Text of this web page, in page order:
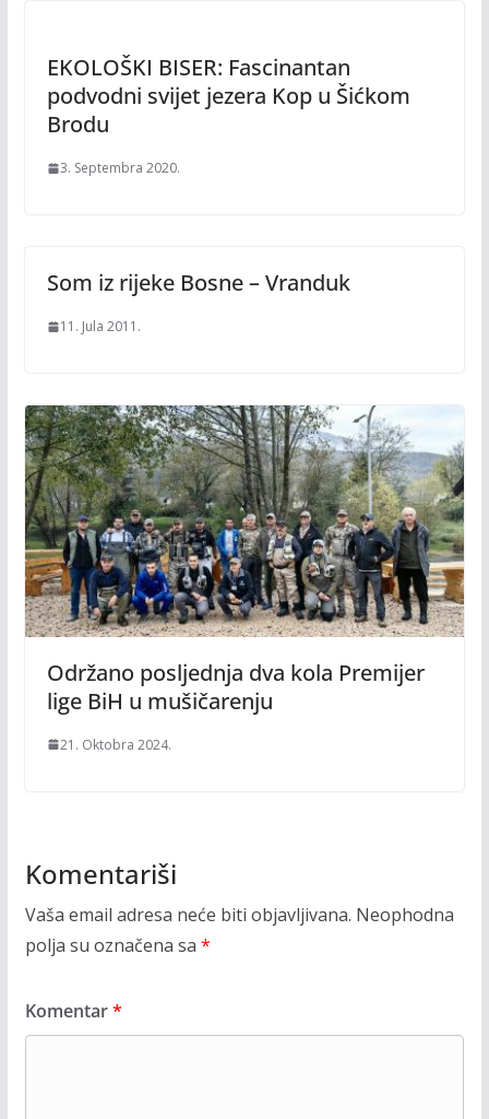
EKOLOŠKI BISER: Fascinantan
podvodni svijet jezera Kop u Šićkom
Brodu
3. Septembra 2020.
Som iz rijeke Bosne – Vranduk
11. Jula 2011.
Održano posljednja dva kola Premijer
lige BiH u mušičarenju
21. Oktobra 2024.
Komentariši
Vaša email adresa neće biti objavljivana. Neophodna
polja su označena sa *
Komentar*